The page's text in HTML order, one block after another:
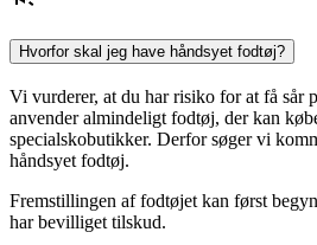
Hvorfor skal jeg have håndsyet fodtøj?
Vi vurderer, at du har risiko for at få sår
anvender almindeligt fodtøj, der kan
specialskobutikker. Derfor søger vi
håndsyet fodtøj.
Fremstillingen af fodtøjet kan først
har bevilliget tilskud.